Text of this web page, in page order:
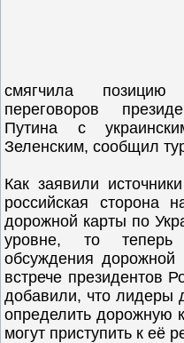
смягчила позицию
переговоров
Путина с
Зеленским, сообщил
Как заявили
российская сторона
дорожной карты по
уровне, то теперь
обсуждения дорожной
встрече президентов
добавили, что лидеры
определить дорожную
могут приступить к её